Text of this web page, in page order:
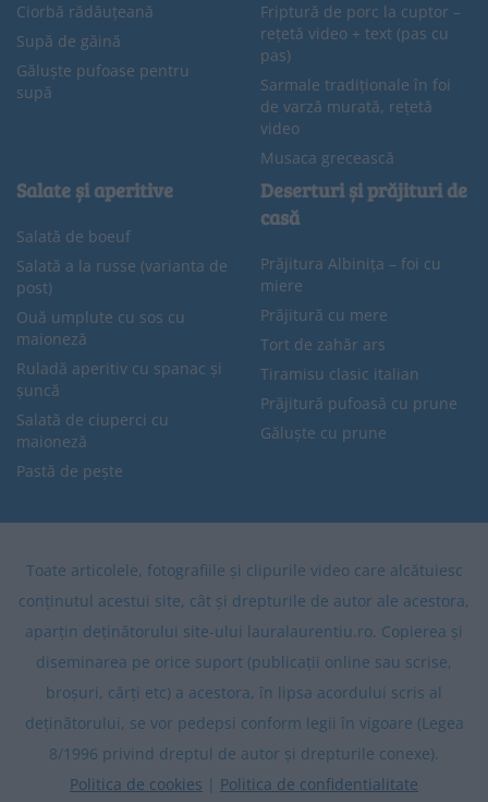
Ciorbă rădăuțeană
Supă de găină
Găluște pufoase pentru
supă
Friptură de porc la cuptor –
rețetă video + text (pas cu
pas)
Sarmale tradiționale în foi
de varză murată, rețetă
video
Musaca grecească
Salate și aperitive
Salată de boeuf
Salată a la russe (varianta de
post)
Ouă umplute cu sos cu
maioneză
Ruladă aperitiv cu spanac și
șuncă
Salată de ciuperci cu
maioneză
Pastă de pește
Deserturi și prăjituri de
casă
Prăjitura Albinița – foi cu
miere
Prăjitură cu mere
Tort de zahăr ars
Tiramisu clasic italian
Prăjitură pufoasă cu prune
Găluște cu prune
Toate articolele, fotografiile și clipurile video care alcătuiesc
conținutul acestui site, cât și drepturile de autor ale acestora,
aparțin deținătorului site-ului lauralaurentiu.ro. Copierea și
diseminarea pe orice suport (publicații online sau scrise,
broșuri, cărți etc) a acestora, în lipsa acordului scris al
deținătorului, se vor pedepsi conform legii în vigoare (Legea
8/1996 privind dreptul de autor și drepturile conexe).
Politica de cookies | Politica de confidentialitate